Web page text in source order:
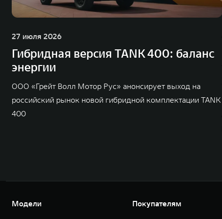
27 июля 2026
Гибридная версия TANK 400: баланс
энергии
ООО «Грейт Волл Мотор Рус» анонсирует выход на
российский рынок новой гибридной комплектации TANK
400
Модели Покупателям